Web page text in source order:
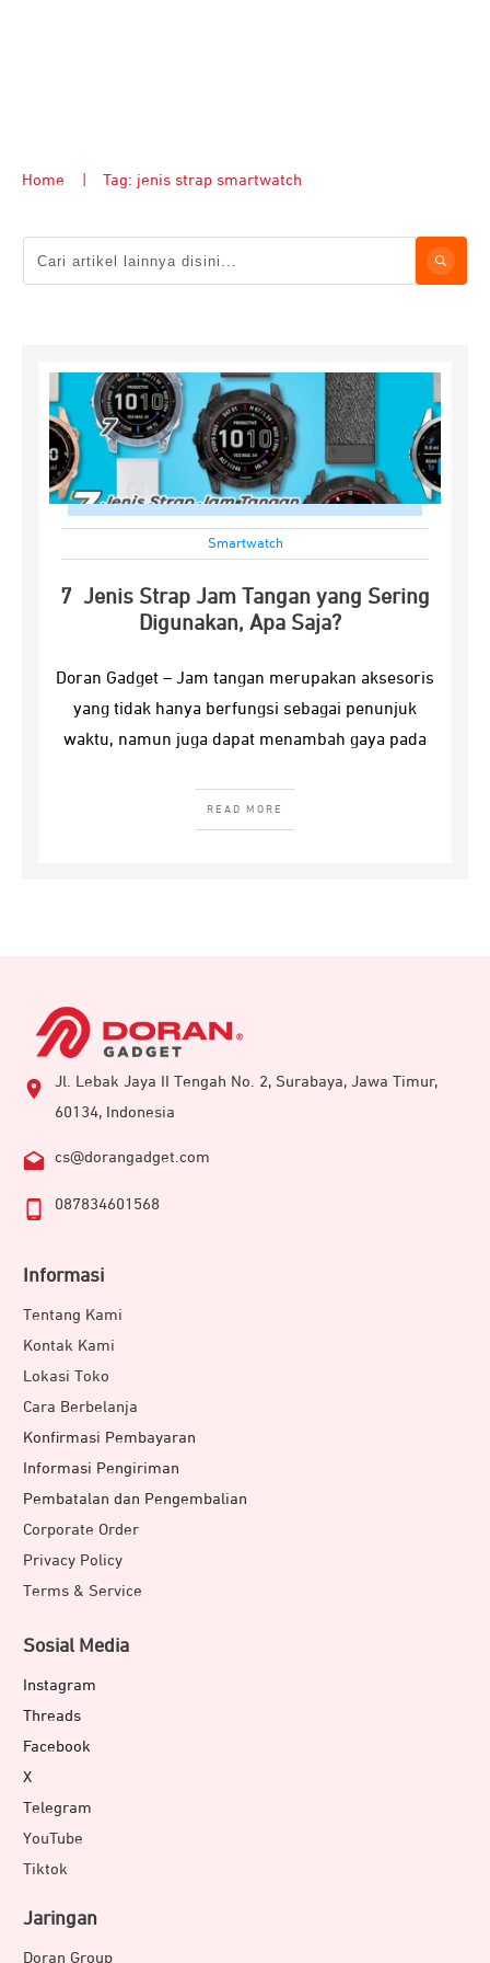
Home Tag: jenis strap smartwatch
Smartwatch
7 Jenis Strap Jam Tangan yang Sering
Digunakan, Apa Saja?
Doran Gadget – Jam tangan merupakan aksesoris
yang tidak hanya berfungsi sebagai penunjuk
waktu, namun juga dapat menambah gaya pada
READ MORE
Jl. Lebak Jaya II Tengah No. 2, Surabaya, Jawa Timur,
60134, Indonesia
cs@dorangadget.com
087834601568
Informasi
Tentang Kami
Kontak Kami
Lokasi Toko
Cara Berbelanja
Konfirmasi Pembayaran
Informasi Pengiriman
Pembatalan dan Pengembalian
Corporate Order
Privacy Policy
Terms & Service
Sosial Media
Instagram
Threads
Facebook
X
Telegram
YouTube
Tiktok
Jaringan
Doran Group